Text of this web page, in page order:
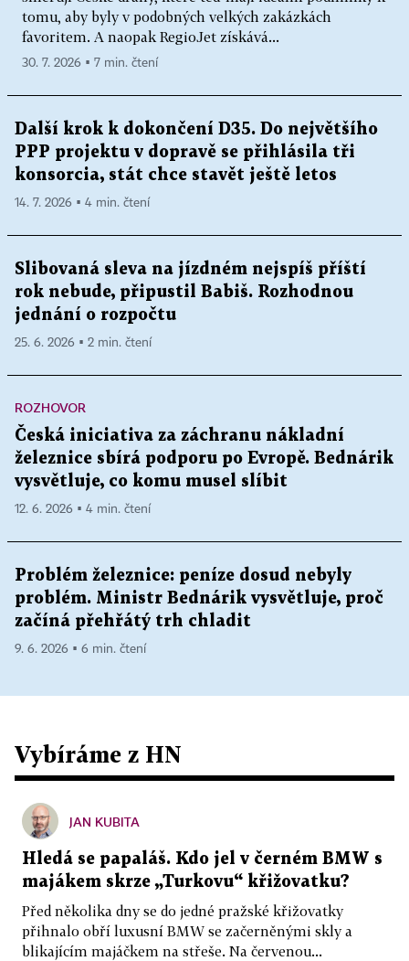
tomu, aby byly v podobných velkých zakázkách
favoritem. A naopak RegioJet získává...
30. 7. 2026 ▪ 7 min. čtení
Další krok k dokončení D35. Do největšího
PPP projektu v dopravě se přihlásila tři
konsorcia, stát chce stavět ještě letos
14. 7. 2026 ▪ 4 min. čtení
Slibovaná sleva na jízdném nejspíš příští
rok nebude, připustil Babiš. Rozhodnou
jednání o rozpočtu
25. 6. 2026 ▪ 2 min. čtení
ROZHOVOR
Česká iniciativa za záchranu nákladní
železnice sbírá podporu po Evropě. Bednárik
vysvětluje, co komu musel slíbit
12. 6. 2026 ▪ 4 min. čtení
Problém železnice: peníze dosud nebyly
problém. Ministr Bednárik vysvětluje, proč
začíná přehřátý trh chladit
9. 6. 2026 ▪ 6 min. čtení
Vybíráme z HN
JAN KUBITA
Hledá se papaláš. Kdo jel v černém BMW s
majákem skrze „Turkovu“ křižovatku?
Před několika dny se do jedné pražské křižovatky
přihnalo obří luxusní BMW se začerněnými skly a
blikajícím majáčkem na střeše. Na červenou...